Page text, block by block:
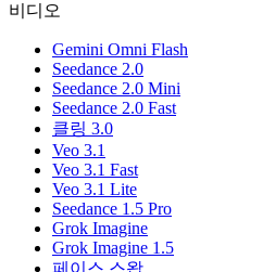
비디오
Gemini Omni Flash
Seedance 2.0
Seedance 2.0 Mini
Seedance 2.0 Fast
클링 3.0
Veo 3.1
Veo 3.1 Fast
Veo 3.1 Lite
Seedance 1.5 Pro
Grok Imagine
Grok Imagine 1.5